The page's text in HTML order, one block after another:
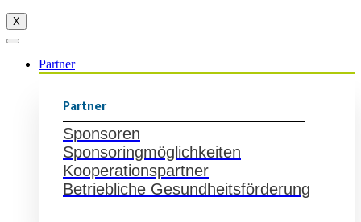
X
Partner
Partner
Sponsoren
Sponsoringmöglichkeiten
Kooperationspartner
Betriebliche Gesundheitsförderung